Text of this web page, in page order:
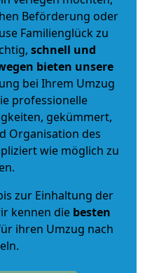
Beförderung oder
Familienglück zu
schnell und
bieten unsere
bei Ihrem Umzug
professionelle
gekümmert,
Organisation des
wie möglich zu
zur Einhaltung der
kennen die besten
ihren Umzug nach